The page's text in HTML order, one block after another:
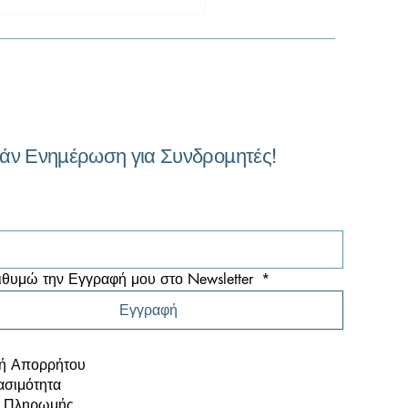
και Risk
Από τα Νούμερα
Έξοδα, KPI και
Ενημέρωση για Συνδρομητές!
την Εγγραφή μου στο Newsletter *
Εγγραφή
Απορρήτου